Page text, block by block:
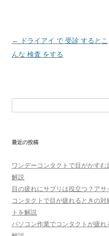
投
稿
←
ドライアイ で 受診 するとこ
んな 検査 をする
最近の投稿
ワンデーコンタクトで目がかす
解説
目の疲れにサプリは役立つ？ア
コンタクトで目が疲れるときの
トを解説
パソコン作業でコンタクトが疲